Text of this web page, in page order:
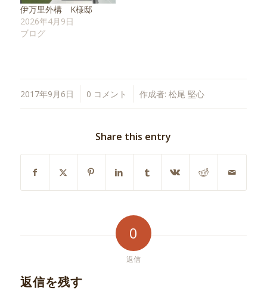
伊万里外構 K様邸
2026年4月9日
ブログ
2017年9月6日 0 コメント
/ 作成者: 松尾 堅心
Share this entry
0
返信
返信を残す